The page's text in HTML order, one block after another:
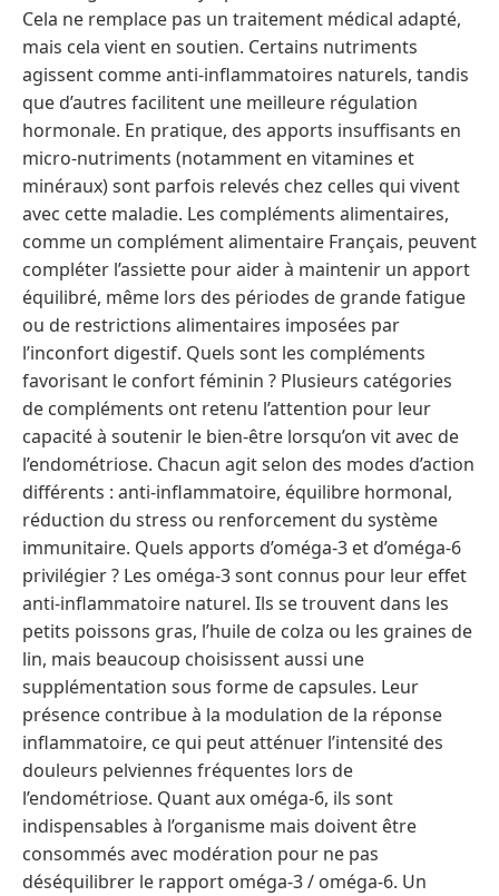
Cela ne remplace pas un traitement médical adapté,
mais cela vient en soutien. Certains nutriments
agissent comme anti-inflammatoires naturels, tandis
que d’autres facilitent une meilleure régulation
hormonale. En pratique, des apports insuffisants en
micro-nutriments (notamment en vitamines et
minéraux) sont parfois relevés chez celles qui vivent
avec cette maladie. Les compléments alimentaires,
comme un complément alimentaire Français, peuvent
compléter l’assiette pour aider à maintenir un apport
équilibré, même lors des périodes de grande fatigue
ou de restrictions alimentaires imposées par
l’inconfort digestif. Quels sont les compléments
favorisant le confort féminin ? Plusieurs catégories
de compléments ont retenu l’attention pour leur
capacité à soutenir le bien-être lorsqu’on vit avec de
l’endométriose. Chacun agit selon des modes d’action
différents : anti-inflammatoire, équilibre hormonal,
réduction du stress ou renforcement du système
immunitaire. Quels apports d’oméga-3 et d’oméga-6
privilégier ? Les oméga-3 sont connus pour leur effet
anti-inflammatoire naturel. Ils se trouvent dans les
petits poissons gras, l’huile de colza ou les graines de
lin, mais beaucoup choisissent aussi une
supplémentation sous forme de capsules. Leur
présence contribue à la modulation de la réponse
inflammatoire, ce qui peut atténuer l’intensité des
douleurs pelviennes fréquentes lors de
l’endométriose. Quant aux oméga-6, ils sont
indispensables à l’organisme mais doivent être
consommés avec modération pour ne pas
déséquilibrer le rapport oméga-3 / oméga-6. Un